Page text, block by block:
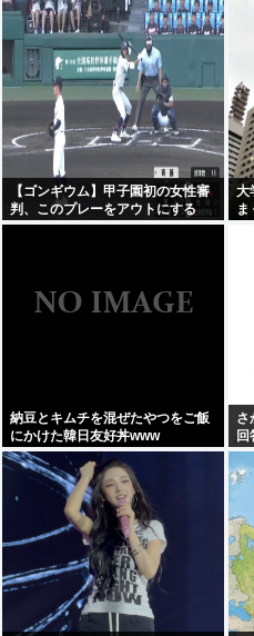
【ゴンギウム】甲子園初の女性審
判、このプレーをアウトにする
www
大
ま
納豆とキムチを混ぜたやつをご飯
にかけた韓日友好丼www
さ
回